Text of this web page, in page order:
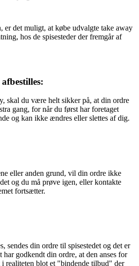
er det muligt, at købe udvalgte take away
hos de spisesteder der fremgår af
skal du være helt sikker på, at din ordre
gang, for når du først har foretaget
og kan ikke ændres eller slettes af dig.
eller anden grund, vil din ordre ikke
og du må prøve igen, eller kontakte
fortsætter.
sendes din ordre til spisestedet og det er
har godkendt din ordre, at den anses for
realiteten blot et "bindende tilbud" der